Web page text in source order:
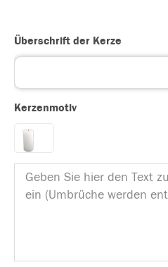
Überschrift der Kerze
Kerzenmotiv